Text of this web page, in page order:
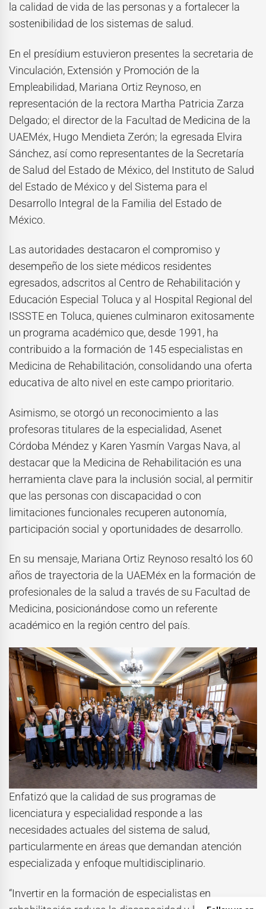
la calidad de vida de las personas y a fortalecer la
sostenibilidad de los sistemas de salud.
En el presídium estuvieron presentes la secretaria de
Vinculación, Extensión y Promoción de la
Empleabilidad, Mariana Ortiz Reynoso, en
representación de la rectora Martha Patricia Zarza
Delgado; el director de la Facultad de Medicina de la
UAEMéx, Hugo Mendieta Zerón; la egresada Elvira
Sánchez, así como representantes de la Secretaría
de Salud del Estado de México, del Instituto de Salud
del Estado de México y del Sistema para el
Desarrollo Integral de la Familia del Estado de
México.
Las autoridades destacaron el compromiso y
desempeño de los siete médicos residentes
egresados, adscritos al Centro de Rehabilitación y
Educación Especial Toluca y al Hospital Regional del
ISSSTE en Toluca, quienes culminaron exitosamente
un programa académico que, desde 1991, ha
contribuido a la formación de 145 especialistas en
Medicina de Rehabilitación, consolidando una oferta
educativa de alto nivel en este campo prioritario.
Asimismo, se otorgó un reconocimiento a las
profesoras titulares de la especialidad, Asenet
Córdoba Méndez y Karen Yasmín Vargas Nava, al
destacar que la Medicina de Rehabilitación es una
herramienta clave para la inclusión social, al permitir
que las personas con discapacidad o con
limitaciones funcionales recuperen autonomía,
participación social y oportunidades de desarrollo.
En su mensaje, Mariana Ortiz Reynoso resaltó los 60
años de trayectoria de la UAEMéx en la formación de
profesionales de la salud a través de su Facultad de
Medicina, posicionándose como un referente
académico en la región centro del país.
Enfatizó que la calidad de sus programas de
licenciatura y especialidad responde a las
necesidades actuales del sistema de salud,
particularmente en áreas que demandan atención
especializada y enfoque multidisciplinario.
“Invertir en la formación de especialistas en